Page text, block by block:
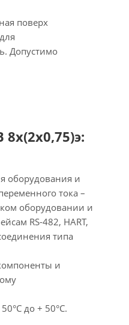
поверх
Допустимо
оборудования и
тока –
оборудовании и
RS-482, HART,
типа
и
до + 50°C.